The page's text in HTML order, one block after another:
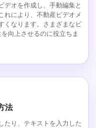
デオを作成し、手動編集と
れにより、不動産ビデオメ
くなります。さまざまなビ
向上させるのに役立ちま
法
たり、テキストを入力した